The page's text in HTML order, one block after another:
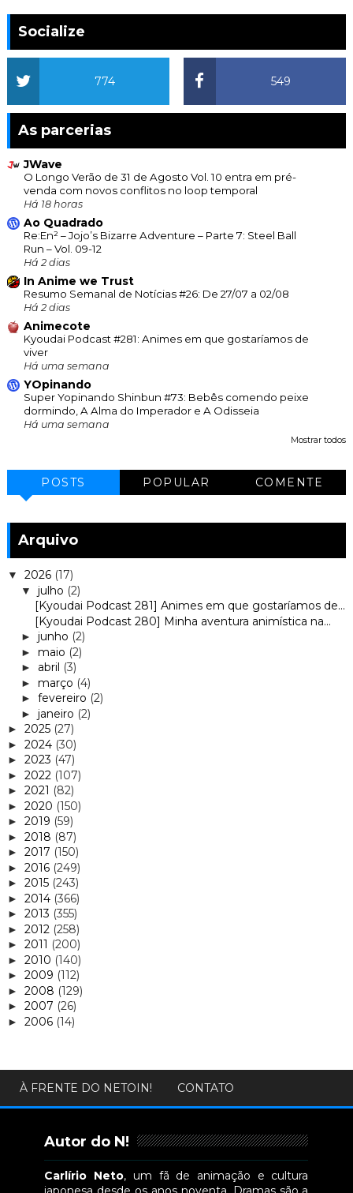
Socialize
549
774
As parcerias
JWave
O Longo Verão de 31 de Agosto Vol. 10 entra em pré-
venda com novos conflitos no loop temporal
Há 18 horas
Ao Quadrado
Re:En² – Jojo’s Bizarre Adventure – Parte 7: Steel Ball
Run – Vol. 09-12
Há 2 dias
In Anime we Trust
Resumo Semanal de Notícias #26: De 27/07 a 02/08
Há 2 dias
Animecote
Kyoudai Podcast #281: Animes em que gostaríamos de
viver
Há uma semana
YOpinando
Super Yopinando Shinbun #73: Bebês comendo peixe
dormindo, A Alma do Imperador e A Odisseia
Há uma semana
Mostrar todos
POSTS POPULAR COMENTE
Arquivo
▼ 2026 (17)
▼ julho (2)
[Kyoudai Podcast 281] Animes em que gostaríamos de...
[Kyoudai Podcast 280] Minha aventura animística na...
► junho (2)
► maio (2)
► abril (3)
► março (4)
► fevereiro (2)
► janeiro (2)
► 2025 (27)
► 2024 (30)
► 2023 (47)
► 2022 (107)
► 2021 (82)
► 2020 (150)
► 2019 (59)
► 2018 (87)
► 2017 (150)
► 2016 (249)
► 2015 (243)
► 2014 (366)
► 2013 (355)
► 2012 (258)
► 2011 (200)
► 2010 (140)
► 2009 (112)
► 2008 (129)
► 2007 (26)
► 2006 (14)
À FRENTE DO NETOIN! CONTATO
Autor do N!
Carlírio Neto, um fã de animação e cultura